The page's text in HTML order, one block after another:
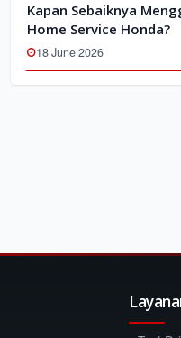
Kapan Sebaiknya
Home Service Honda?
18 June 2026